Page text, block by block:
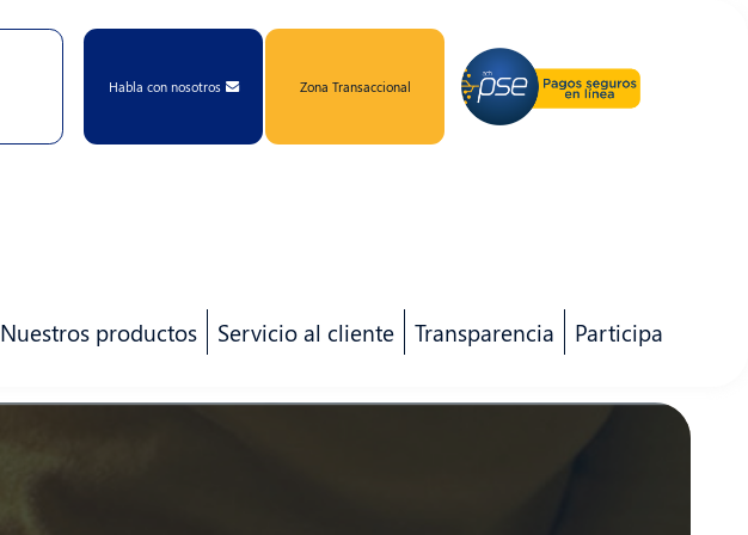
Habla con nosotros Zona Transaccional
Nuestros productos Servicio al cliente Transparencia Participa